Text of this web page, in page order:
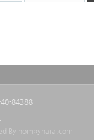
40-84388
By hompynara.com